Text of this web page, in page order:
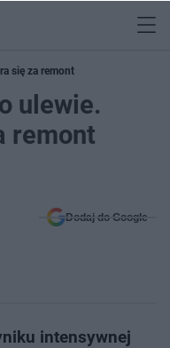
się za remont
ulewie.
remont
Dodaj do Google
intensywnej